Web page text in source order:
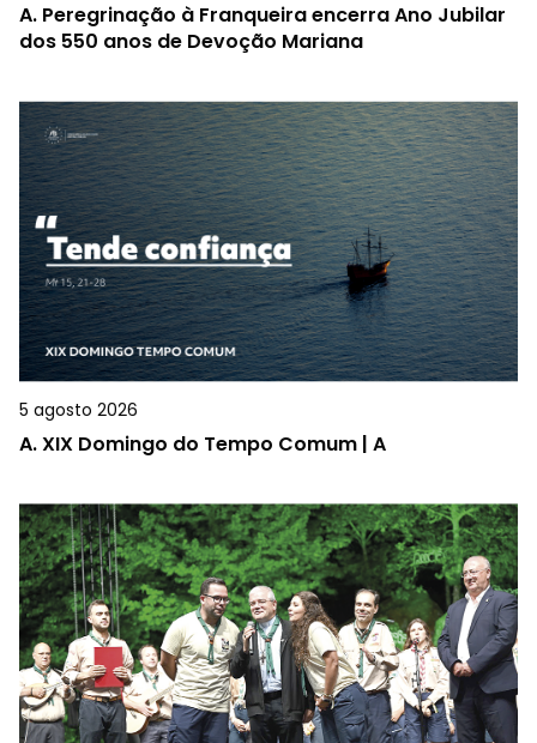
A. Peregrinação à Franqueira encerra Ano Jubilar
dos 550 anos de Devoção Mariana
5 agosto 2026
A.XIX Domingo do Tempo Comum | A